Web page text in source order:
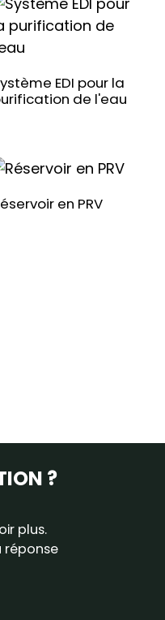
EDI pour la
de l'eau
en PRV
?
plus.
réponse